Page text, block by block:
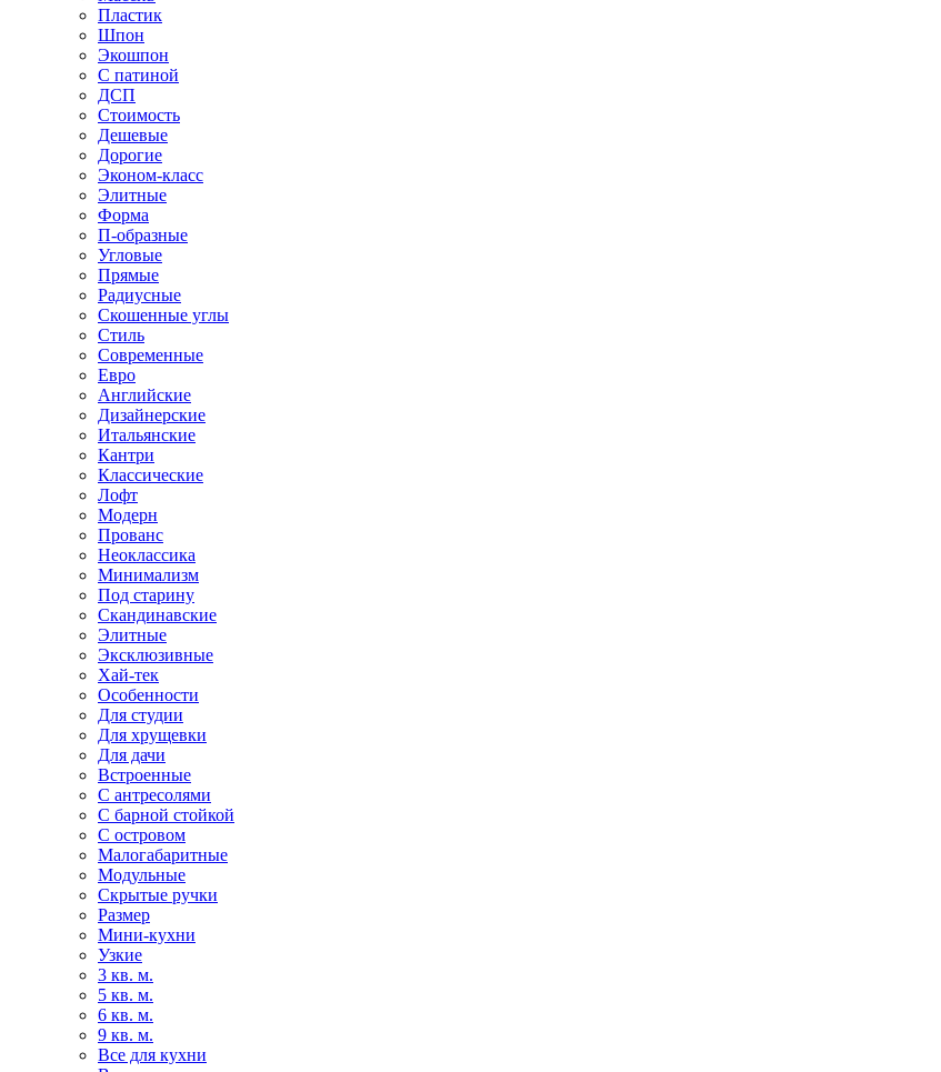
Пластик
Шпон
Экошпон
С патиной
ДСП
Стоимость
Дешевые
Дорогие
Эконом-класс
Элитные
Форма
П-образные
Угловые
Прямые
Радиусные
Скошенные углы
Стиль
Современные
Евро
Английские
Дизайнерские
Итальянские
Кантри
Классические
Лофт
Модерн
Прованс
Неоклассика
Минимализм
Под старину
Скандинавские
Элитные
Эксклюзивные
Хай-тек
Особенности
Для студии
Для хрущевки
Для дачи
Встроенные
С антресолями
С барной стойкой
С островом
Малогабаритные
Модульные
Скрытые ручки
Размер
Мини-кухни
Узкие
3 кв. м.
5 кв. м.
6 кв. м.
9 кв. м.
Все для кухни